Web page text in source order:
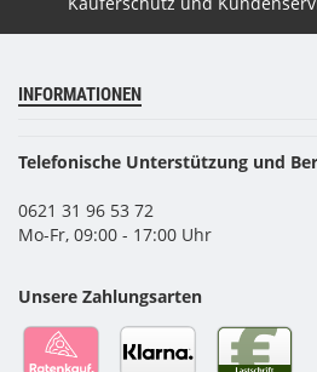
INFORMATIONEN
Telefonische Unterstützung und
0621 31 96 53 72
Mo-Fr, 09:00 - 17:00 Uhr
Unsere Zahlungsarten